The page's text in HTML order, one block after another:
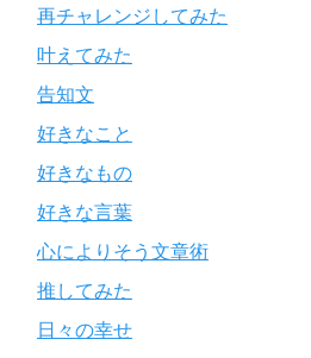
再チャレンジしてみた
叶えてみた
告知文
好きなこと
好きなもの
好きな言葉
心によりそう文章術
推してみた
日々の幸せ